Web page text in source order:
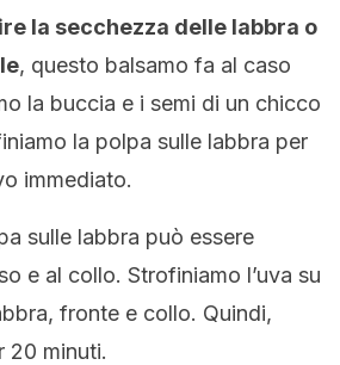
la secchezza delle labbra o
, questo balsamo fa al caso
la buccia e i semi di un chicco
la polpa sulle labbra per
immediato.
sulle labbra può essere
e al collo. Strofiniamo l’uva su
fronte e collo. Quindi,
20 minuti.